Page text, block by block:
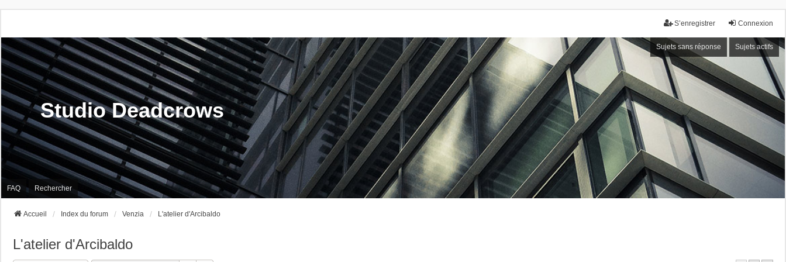
Connexion
S’enregistrer
Sujets sans réponse Sujets actifs
Studio Deadcrows
FAQ Rechercher
Accueil Index du forum Venzia L'atelier d'Arcibaldo
L'atelier d'Arcibaldo